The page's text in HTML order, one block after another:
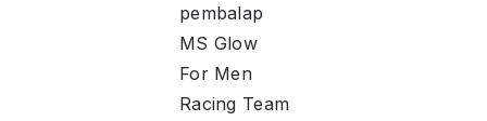
pembalap
MS Glow
For Men
Racing Team